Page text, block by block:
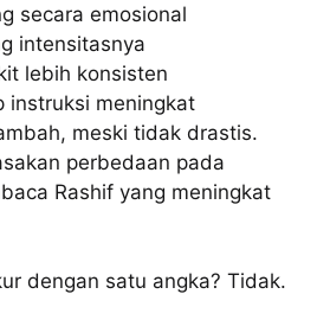
secara emosional
intensitasnya
lebih konsisten
instruksi meningkat
meski tidak drastis.
perbedaan pada
Rashif yang meningkat
dengan satu angka? Tidak.